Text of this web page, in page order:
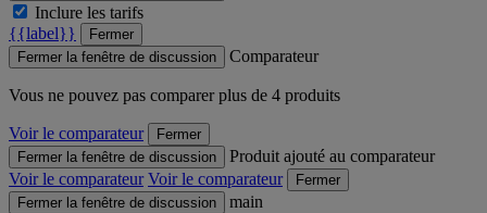
Inclure les tarifs
{{label}}
Fermer
Fermer la fenêtre de discussion
Comparateur
Vous ne pouvez pas comparer plus de 4 produits
Voir le comparateur
Fermer
Fermer la fenêtre de discussion
Produit ajouté au comparateur
Voir le comparateur Voir le comparateur
Fermer
Fermer la fenêtre de discussion
main